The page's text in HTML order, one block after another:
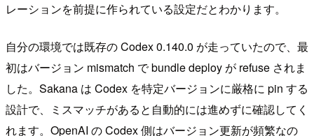
レーションを前提に作られている設定だとわかります。
自分の環境では既存の Codex 0.140.0 が走っていたので、最
初はバージョン mismatch で bundle deploy が refuse されま
した。Sakana は Codex を特定バージョンに厳格に pin する
設計で、ミスマッチがあると自動的には進めずに確認してく
れます。OpenAI の Codex 側はバージョン更新が頻繁なの